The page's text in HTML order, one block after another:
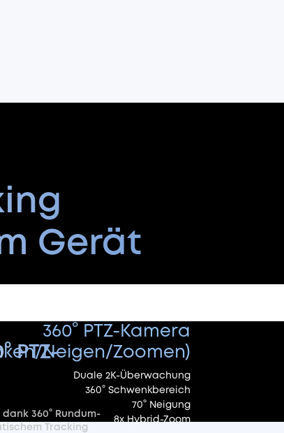
Gerät
360° PTZ-Kamera
Neigen/Zoomen)
Duale 2K-Überwachung
360° Schwenkbereich
70° Neigung
8x Hybrid-Zoom
PTZ-
360° Rundum-
Tracking